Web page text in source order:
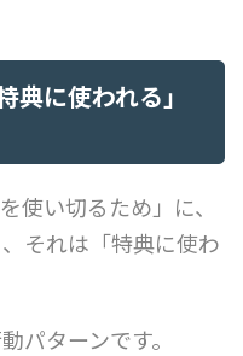
典に使われる」
使い切るため」に、
それは「特典に使わ
パターンです。